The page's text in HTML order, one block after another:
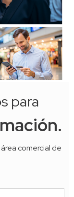
para
comercial de